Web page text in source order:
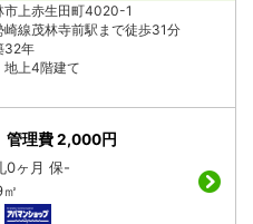
市上赤生田町4020-1
崎線茂林寺前駅まで徒歩31分
32年
地上4階建て
管理費 2,000円
0ヶ月 保-